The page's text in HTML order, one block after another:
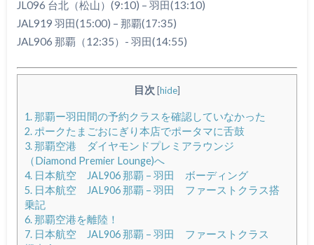
JL096 台北（松山）(9:10) – 羽田(13:10)
JAL919 羽田(15:00) – 那覇(17:35)
JAL906 那覇（12:35）- 羽田(14:55)
目次 [hide]
1.那覇ー羽田間の予約クラスを確認していなかった
2.ポークたまごおにぎり本店でポータマに舌鼓
3.那覇空港 ダイヤモンドプレミアラウンジ
（Diamond Premier Lounge)へ
4.日本航空 JAL906 那覇 – 羽田 ボーディング
5.日本航空 JAL906 那覇 – 羽田 ファーストクラス搭
乗記
6.那覇空港を離陸！
7.日本航空 JAL906 那覇 – 羽田 ファーストクラス